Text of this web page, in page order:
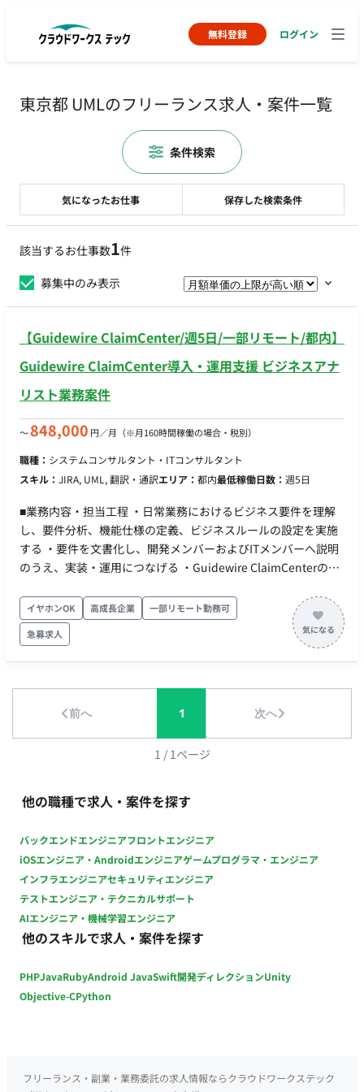
無料登録 ログイン
東京都 UMLのフリーランス求人・案件一覧
該当するお仕事数1件
募集中のみ表示
【Guidewire ClaimCenter/週5日/一部リモート/都内】
Guidewire ClaimCenter導入・運用支援 ビジネスアナ
リスト業務案件
〜848,000 円／月 （※月160時間稼働の場合・税別）
職種： システムコンサルタント・ITコンサルタント
スキル： JIRA, UML, 翻訳・通訳エリア： 都内最低稼働日数： 週5日
■業務内容・担当工程 ・日常業務におけるビジネス要件を理解
し、要件分析、機能仕様の定義、ビジネスルールの設定を実施
する ・要件を文書化し、開発メンバーおよびITメンバーへ説明
のうえ、実装・運用につなげる ・Guidewire ClaimCenterの標
クフローの最適化・高度化を推進する ・チーム横断でのディス
カッション、各種ミーティング、アジャイルイベントへ参加す
る（※ITチームは主に英語環境、一部バイリンガル環境） ・ソ
リューションの全体構想・設計を行い、業務要件に沿った実現
ファーを実施し、開発チームへの連携・展開を行う ・ビジネス
部門と技術部門の橋渡し役として連携し、包括的なソリューシ
ョンの実現を推進する ・日次／週次／月次レポートの作成、お
ナリスト：1名 ・IT開発メンバー：複数名（英語・バイリンガ
ル環境） ■開発環境 ・プログラミング： ・FW：Guidewire
リモート ・フレックス稼働：不可
イヤホンOK 高成長企業
一部リモート勤務可
急募求人
前へ 1 次へ
1 / 1ページ
他の職種で求人・案件を探す
バックエンドエンジニアフロントエンジニア
iOSエンジニア・Androidエンジニアゲームプログラマ・エンジニア
インフラエンジニアセキュリティエンジニア
テストエンジニア・テクニカルサポート
AIエンジニア・機械学習エンジニア
他のスキルで求人・案件を探す
PHPJavaRubyAndroid JavaSwift開発ディレクションUnity
Objective-CPython
気になったお仕事 保存した検索条件
条件検索
フリーランス・副業・業務委託の求人情報ならクラウドワークステック